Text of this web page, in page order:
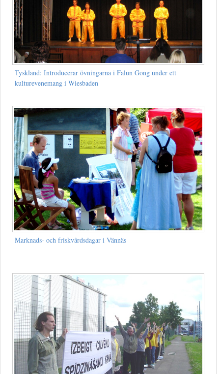
Tyskland: Introducerar övningarna i Falun Gong under ett
kulturevenemang i Wiesbaden
Marknads- och friskvårdsdagar i Vännäs